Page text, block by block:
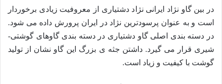
در بین گاو نژاد ایرانی نژاد دشتیاری از معروفیت زیادی برخوردار
است و به عنوان پرسودترین نژاد در ایران پرورش داده می شود.
در دسته بندی اصلی گاو دشتیاری در دسته بندی گاوهای گوشتی-
شیری قرار می گیرد. داشتن جثه ی بزرگ این گاو نشان از تولید
گوشت با کیفیت و زیاد است.